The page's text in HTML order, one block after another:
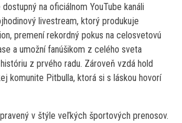
na oficiálnom YouTube kanáli
livestream, ktorý produkuje
premení rekordný pokus na celosvetovú
a umožní fanúšikom z celého sveta
z prvého radu. Zároveň vzdá hold
komunite Pitbulla, ktorá si s láskou hovorí
v štýle veľkých športových prenosov.